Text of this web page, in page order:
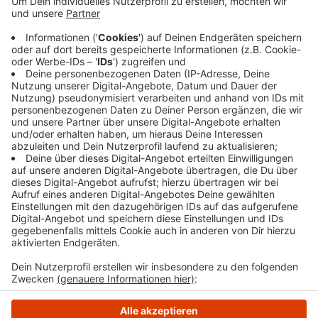
auch nicht über Fremdfirmen, heißt es von den
Stadtwerken. Deren Mitarbeiter können sich alle
über spezielle Ausweise identifizieren. Wer
ungewollt einen Vertrag abgeschlossen hat, kann
diesen in der Regel innerhalb von 14 Tagen
widerrufen – das gilt auch für Haustürgeschäfte.
Veröffentlicht:Montag, 24.03.2025 15:53
Anzeige
Anzeige